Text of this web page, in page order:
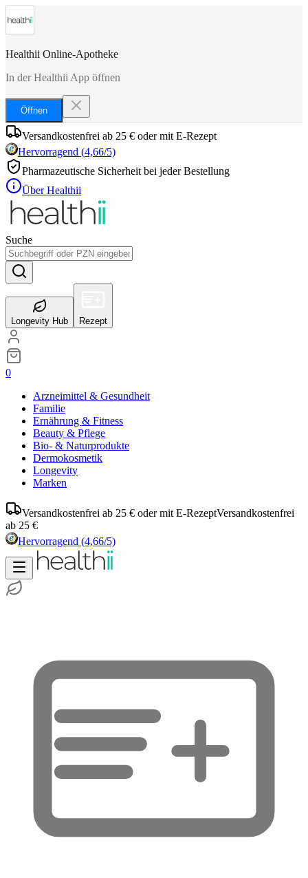
Healthii Online-Apotheke
In der Healthii App öffnen
Öffnen
Versandkostenfrei ab 25 € oder mit E-Rezept
Hervorragend (4,66/5)
Pharmazeutische Sicherheit bei jeder Bestellung
Über Healthii
Suche
Longevity Hub Rezept
0
Arzneimittel & Gesundheit
Familie
Ernährung & Fitness
Beauty & Pflege
Bio- & Naturprodukte
Dermokosmetik
Longevity
Marken
Versandkostenfrei ab 25 € oder mit E-RezeptVersandkostenfrei
ab 25 €
Hervorragend (4,66/5)